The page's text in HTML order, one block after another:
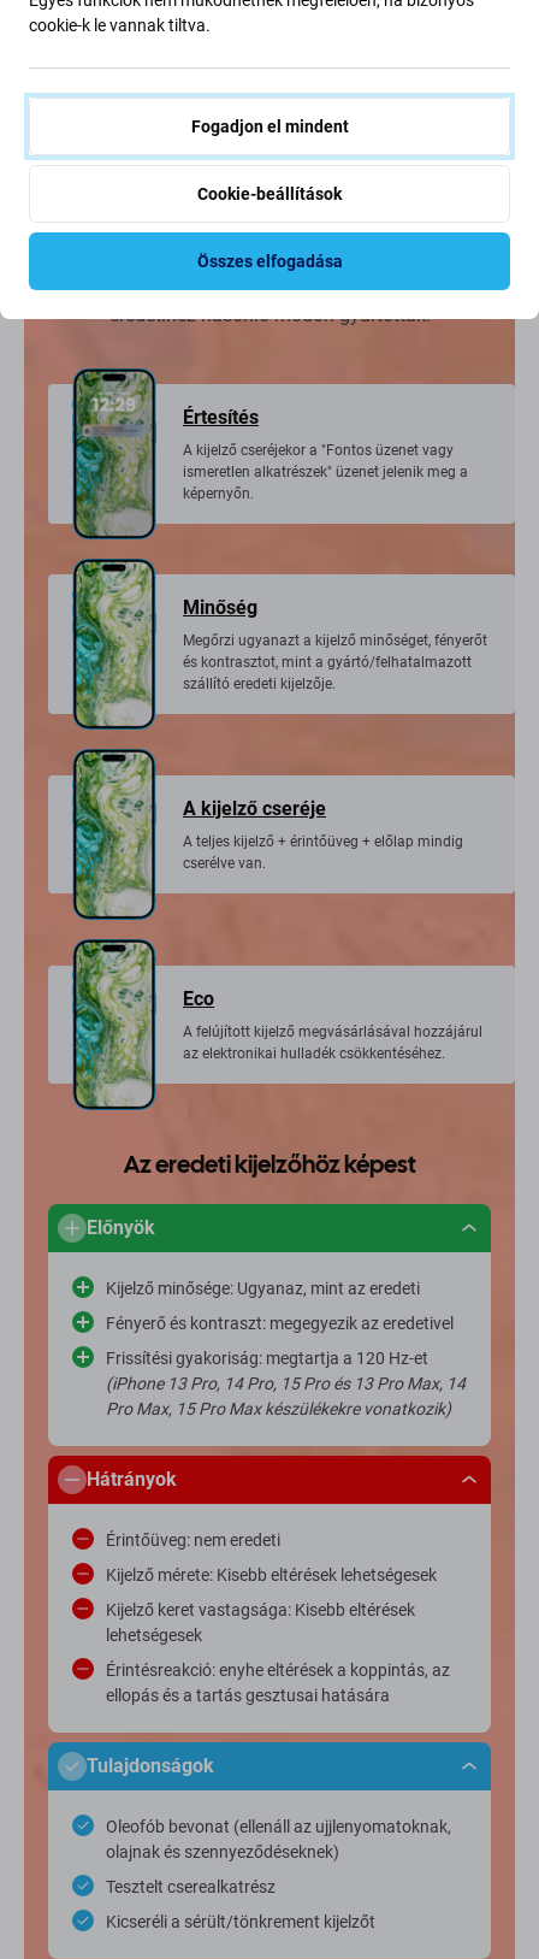
Felújított
eredeti alkatrészek, amelyeket az eredeti
készülékből vettek.
Például az érintőképernyőt, a keretet vagy a
hajlékony kábelt újakra cserélték,
bár nem eredeti, de a legjobb minőségben és az
eredetihez hasonló módon gyártották.
Értesítés
A kijelző cseréjekor a "Fontos üzenet vagy
ismeretlen alkatrészek" üzenet jelenik meg a
képernyőn.
Minőség
Megőrzi ugyanazt a kijelző minőséget, fényerőt
és kontrasztot, mint a gyártó/felhatalmazott
szállító eredeti kijelzője.
A kijelző cseréje
A teljes kijelző + érintőüveg + előlap mindig
cserélve van.
Eco
A felújított kijelző megvásárlásával hozzájárul
az elektronikai hulladék csökkentéséhez.
Az eredeti kijelzőhöz képest
Előnyök
Kijelző minősége: Ugyanaz, mint az eredeti
Fényerő és kontraszt: megegyezik az eredetivel
Frissítési gyakoriság: megtartja a 120 Hz-et
(iPhone 13 Pro, 14 Pro, 15 Pro és 13 Pro Max, 14
Pro Max, 15 Pro Max készülékekre vonatkozik)
Hátrányok
Érintőüveg: nem eredeti
Kijelző mérete: Kisebb eltérések lehetségesek
Kijelző keret vastagsága: Kisebb eltérések
lehetségesek
Érintésreakció: enyhe eltérések a koppintás, az
ellopás és a tartás gesztusai hatására
Tulajdonságok
Oleofób bevonat (ellenáll az ujjlenyomatoknak,
olajnak és szennyeződéseknek)
Tesztelt cserealkatrész
Kicseréli a sérült/tönkrement kijelzőt
cookie-k le vannak tiltva.
Fogadjon el mindent
Cookie-beállítások
Összes elfogadása